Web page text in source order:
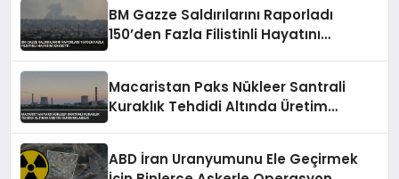
BM Gazze Saldırılarını Raporladı
150’den Fazla Filistinli Hayatını
Macaristan Paks Nükleer Santrali
Kuraklık Tehdidi Altında Üretim
ABD İran Uranyumunu Ele Geçirmek